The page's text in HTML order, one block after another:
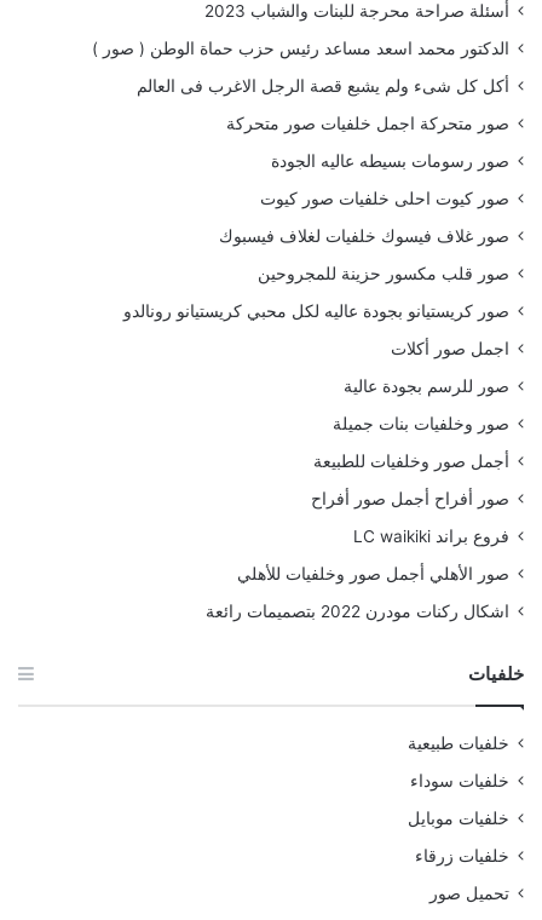
أسئلة صراحة محرجة للبنات والشباب 2023
الدكتور محمد اسعد مساعد رئيس حزب حماة الوطن ( صور )
أكل كل شىء ولم يشبع قصة الرجل الاغرب فى العالم
صور متحركة اجمل خلفيات صور متحركة
صور رسومات بسيطه عاليه الجودة
صور كيوت احلى خلفيات صور كيوت
صور غلاف فيسوك خلفيات لغلاف فيسبوك
صور قلب مكسور حزينة للمجروحين
صور كريستيانو بجودة عاليه لكل محبي كريستيانو رونالدو
اجمل صور أكلات
صور للرسم بجودة عالية
صور وخلفيات بنات جميلة
أجمل صور وخلفيات للطبيعة
صور أفراح أجمل صور أفراح
فروع براند LC waikiki
صور الأهلي أجمل صور وخلفيات للأهلي
اشكال ركنات مودرن 2022 بتصميمات رائعة
خلفيات
خلفيات طبيعية
خلفيات سوداء
خلفيات موبايل
خلفيات زرقاء
تحميل صور